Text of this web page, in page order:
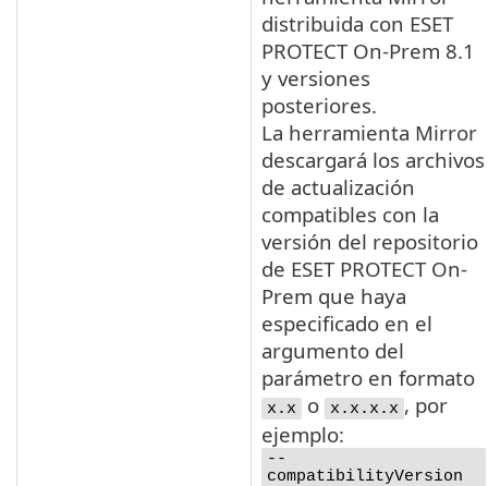
distribuida con ESET
PROTECT On-Prem 8.1
y versiones
posteriores.
La herramienta Mirror
descargará los archivos
de actualización
compatibles con la
versión del repositorio
de ESET PROTECT On-
Prem que haya
especificado en el
argumento del
parámetro en formato
x.x o x.x.x.x , por
ejemplo:
--
compatibilityVersion